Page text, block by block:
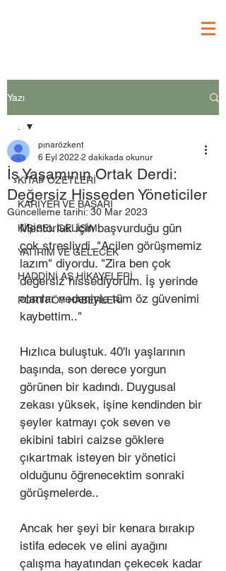
Yazı
.
KİTAP ÖZETLERİ
KARİYER VE BAŞARI
KİŞİSEL GELİŞİM
YATIRIM VE GELECEK
HADDİNİ AŞ HİKAYELERİ
PORTFÖY HABERLERİ
İş Yaşamının Ortak Derdi:
Değersiz Hisseden Yöneticiler
pınarözkent
6 Eyl 2022 2 dakikada okunur
Güncelleme tarihi: 30 Mar 2023
Mentorluk için başvurduğu gün
çok stresliydi. "Acilen görüşmemiz
lazım" diyordu. "Zira ben çok
değersiz hissediyorum. İş yerinde
olanlar nedeniyle tüm öz güvenimi
kaybettim.."
Hızlıca buluştuk. 40'lı yaşlarının
başında, son derece yorgun
görünen bir kadındı. Duygusal
zekası yüksek, işine kendinden bir
şeyler katmayı çok seven ve
ekibini tabiri caizse göklere
çıkartmak isteyen bir yönetici
olduğunu öğrenecektim sonraki
görüşmelerde..
Ancak her şeyi bir kenara bırakıp
istifa edecek ve elini ayağını
çalışma hayatından çekecek kadar